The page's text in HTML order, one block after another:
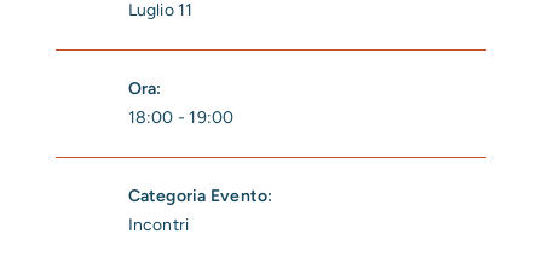
Luglio 11
Ora:
18:00 - 19:00
Categoria Evento:
Incontri